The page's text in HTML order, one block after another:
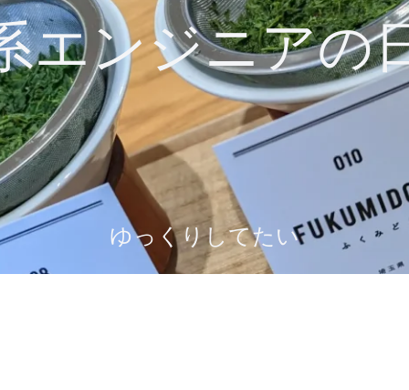
エンジニアの
ゆっくりしてたい